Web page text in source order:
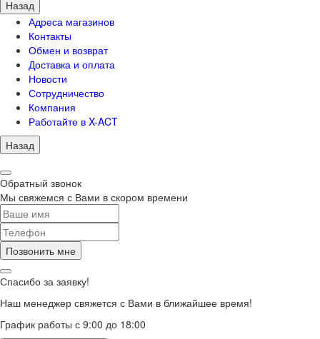
Назад
Адреса магазинов
Контакты
Обмен и возврат
Доставка и оплата
Новости
Сотрудничество
Компания
Работайте в X-ACT
Назад
Обратный звонок
Мы свяжемся с Вами в скором времени
Позвонить мне
Спасибо за заявку!
Наш менеджер свяжется с Вами в ближайшее время!
График работы с 9:00 до 18:00